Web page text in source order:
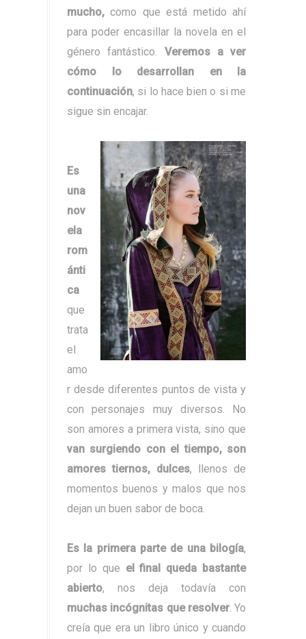
mucho, como que está metido ahí
para poder encasillar la novela en el
género fantástico. Veremos a ver
cómo lo desarrollan en la
continuación, si lo hace bien o si me
sigue sin encajar.
Es
una
nov
ela
rom
ánti
ca
que
trata
el
amo
r desde diferentes puntos de vista y
con personajes muy diversos. No
son amores a primera vista, sino que
van surgiendo con el tiempo, son
amores tiernos, dulces, llenos de
momentos buenos y malos que nos
dejan un buen sabor de boca.
Es la primera parte de una bilogía,
por lo que el final queda bastante
abierto, nos deja todavía con
muchas incógnitas que resolver. Yo
creía que era un libro único y cuando